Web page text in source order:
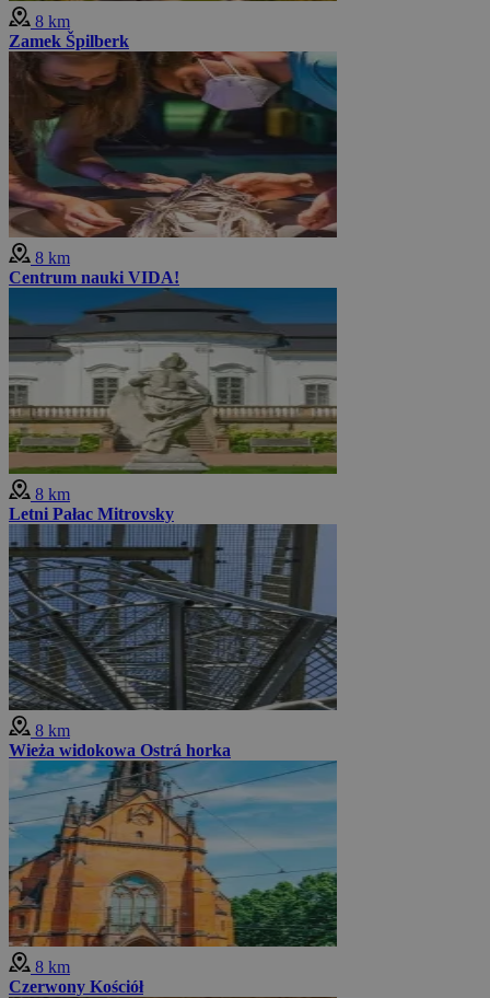
8 km
Zamek Špilberk
8 km
Centrum nauki VIDA!
8 km
Letni Pałac Mitrovsky
8 km
Wieża widokowa Ostrá horka
8 km
Czerwony Kościół